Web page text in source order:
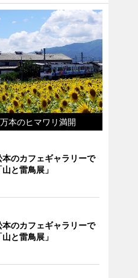
本のヒマワリ満開
本のカフェギャラリーで
山と雷鳥展」
本のカフェギャラリーで
山と雷鳥展」